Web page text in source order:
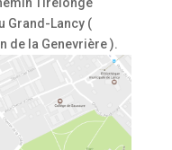
Tirelonge
Grand-Lancy (
de la Genevrière ).